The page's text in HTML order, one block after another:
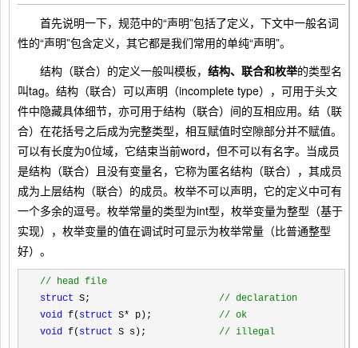
首先说明一下，规范中的“声明”包括了定义，下文中一般名词
性的“声明”包含定义，其它都是我们常用的单纯“声明”。
结构（联合）的定义一般叫模板， 结构、联合和枚举的类型名
叫tag。结构（联合）可以声明（incomplete type），可用于头文
件中隐藏具体细节，亦可用于结构（联合）间的互相应用。结（联
合）在花括号之后成为完整类型，相互赋值时空隙部分并不赋值。
可以有长度为0位域，它结束当前word，但不可以有名字。当成员
是结构（联合）且没有变量名，它称为匿名结构（联合），其成员
成为上层结构（联合）的成员。枚举不可以声明，它的定义中可有
一个多余的逗号。枚举常量的类型为int型，枚举变量为整型（基于
实现），枚举变量的值在调试时可显示为枚举常量（比普通整型
好）。
// head file
struct S; // declaration
void f( struct S* p); // ok
void f( struct S s); // illegal